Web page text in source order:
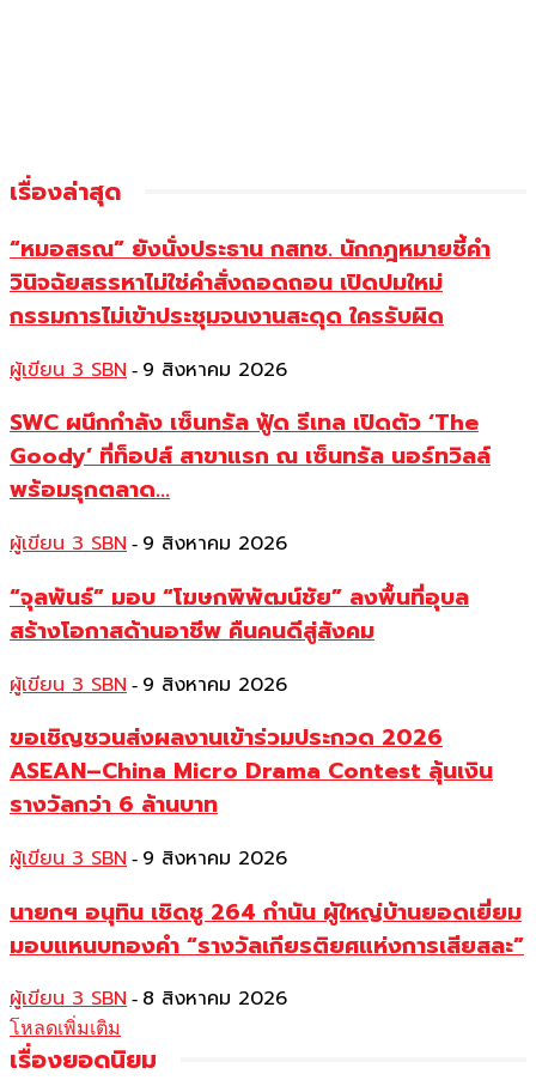
เรื่องล่าสุด
“หมอสรณ” ยังนั่งประธาน กสทช. นักกฎหมายชี้คำ
วินิจฉัยสรรหาไม่ใช่คำสั่งถอดถอน เปิดปมใหม่
กรรมการไม่เข้าประชุมจนงานสะดุด ใครรับผิด
ผู้เขียน 3 SBN - 9 สิงหาคม 2026
SWC ผนึกกำลัง เซ็นทรัล ฟู้ด รีเทล เปิดตัว ‘The
Goody’ ที่ท็อปส์ สาขาแรก ณ เซ็นทรัล นอร์ทวิลล์
พร้อมรุกตลาด...
ผู้เขียน 3 SBN - 9 สิงหาคม 2026
“จุลพันธ์” มอบ “โฆษกพิพัฒน์ชัย” ลงพื้นที่อุบล
สร้างโอกาสด้านอาชีพ คืนคนดีสู่สังคม
ผู้เขียน 3 SBN - 9 สิงหาคม 2026
ขอเชิญชวนส่งผลงานเข้าร่วมประกวด 2026
ASEAN–China Micro Drama Contest ลุ้นเงิน
รางวัลกว่า 6 ล้านบาท
ผู้เขียน 3 SBN - 9 สิงหาคม 2026
นายกฯ อนุทิน เชิดชู 264 กำนัน ผู้ใหญ่บ้านยอดเยี่ยม
มอบแหนบทองคำ “รางวัลเกียรติยศแห่งการเสียสละ”
ผู้เขียน 3 SBN - 8 สิงหาคม 2026
โหลดเพิ่มเติม
เรื่องยอดนิยม